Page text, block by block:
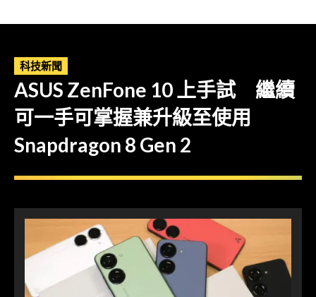
科技新聞
ASUS ZenFone 10 上手試 繼續
可一手可掌握兼升級至使用
Snapdragon 8 Gen 2